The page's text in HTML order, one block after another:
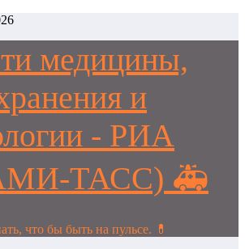
медицины,
и
- РИА
ТАСС) 🚑
что бы быть на пульсе. 💊